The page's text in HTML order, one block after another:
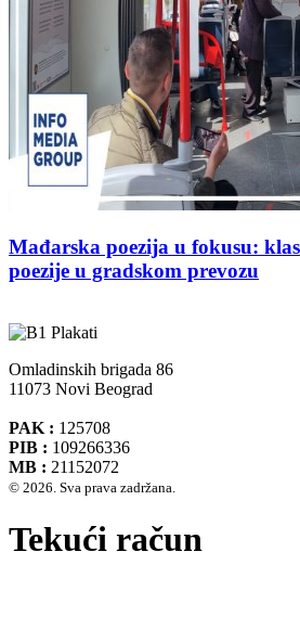
Mađarska poezija u fokusu:
poezije u gradskom prevozu
Omladinskih brigada 86
11073 Novi Beograd
PAK : 125708
PIB : 109266336
MB : 21152072
© 2026. Sva prava zadržana.
Tekući račun